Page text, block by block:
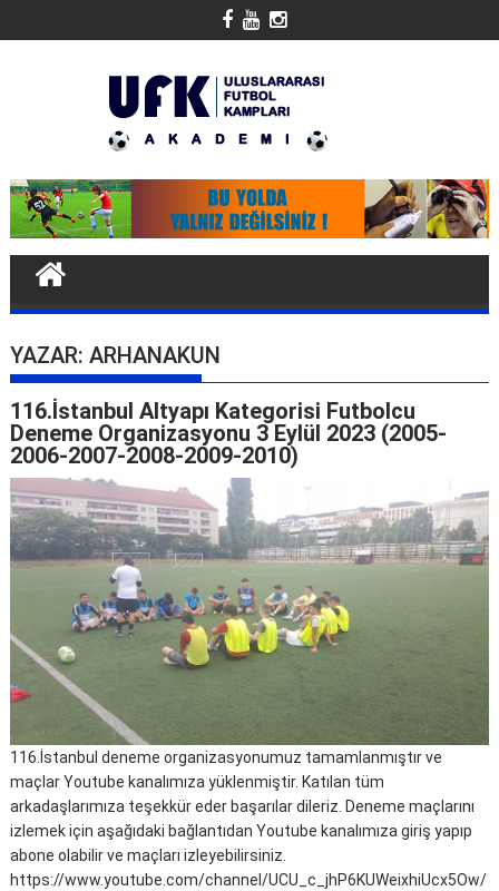
YAZAR:ARHANAKUN
116.İstanbul Altyapı Kategorisi Futbolcu
Deneme Organizasyonu 3 Eylül 2023 (2005-
2006-2007-2008-2009-2010)
116.İstanbul deneme organizasyonumuz tamamlanmıştır ve
maçlar Youtube kanalımıza yüklenmiştir. Katılan tüm
arkadaşlarımıza teşekkür eder başarılar dileriz. Deneme maçlarını
izlemek için aşağıdaki bağlantıdan Youtube kanalımıza giriş yapıp
abone olabilir ve maçları izleyebilirsiniz.
https://www.youtube.com/channel/UCU_c_jhP6KUWeixhiUcx5Ow/